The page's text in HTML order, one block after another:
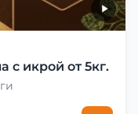
с икрой от 5кг.